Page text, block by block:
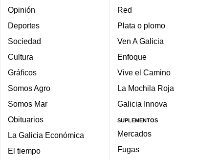
Opinión
Deportes
Sociedad
Cultura
Gráficos
Somos Agro
Somos Mar
Obituarios
La Galicia Económica
El tiempo
Red
Plata o plomo
Ven A Galicia
Enfoque
Vive el Camino
La Mochila Roja
Galicia Innova
SUPLEMENTOS
Mercados
Fugas